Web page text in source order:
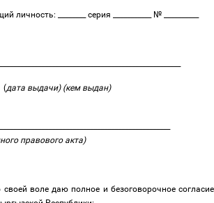
________ серия ___________ № __________
(дата выдачи) (кем выдан)
правового акта)
своей воле даю полное и безоговорочное согласие